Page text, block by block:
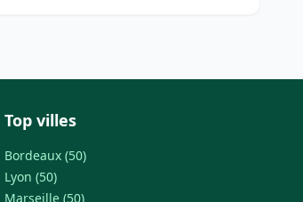
Top villes
Bordeaux (50)
Lyon (50)
Marseille (50)